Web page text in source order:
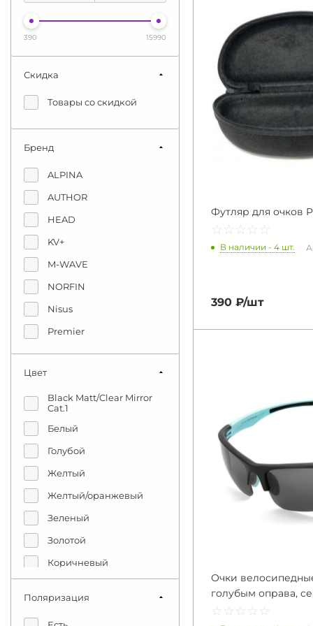
Футляр для очков
☆ ☆ ☆ ☆ ☆
★ ★ ★ ★ ★
В наличии - 4 шт.
390 ₽/шт
Очки
голубым оправа,
☆ ☆ ☆ ☆ ☆
★ ★ ★ ★ ★
390 15990
Скидка
Товары со скидкой
Бренд
ALPINA
AUTHOR
HEAD
KV+
M-WAVE
NORFIN
Nisus
Premier
SCOTT
VEITHDIA
Цвет
Black Matt/Clear Mirror
Cat.1
Белый
Голубой
Желтый
Желтый/оранжевый
Зеленый
Золотой
Коричневый
Поляризация